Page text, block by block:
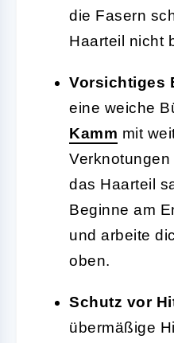
die Fasern
Haarteil nicht
Vorsichtiges
eine weiche
Kamm mit
das Haarteil
Beginne am
und arbeite
oben.
Schutz vor
übermäßige